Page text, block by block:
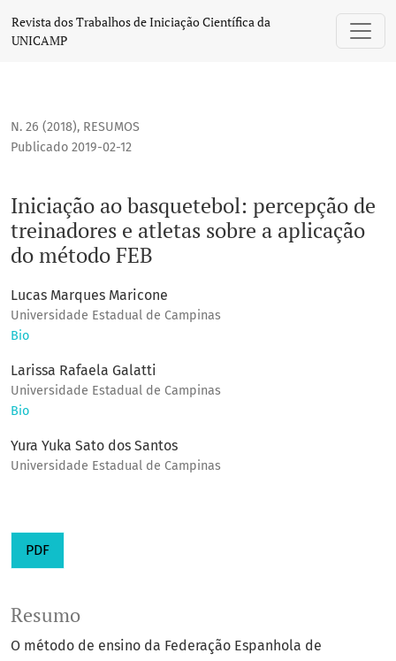
Iniciação ao basquetebol: percepção de treinadores e
Revista dos Trabalhos de Iniciação Científica da
UNICAMP
N. 26 (2018), RESUMOS
Iniciação ao basquetebol: percepção de
treinadores e atletas sobre a aplicação
do método FEB
Publicado 2019-02-12
Lucas Marques Maricone
Universidade Estadual de Campinas
Bio
Larissa Rafaela Galatti
Universidade Estadual de Campinas
Bio
Yura Yuka Sato dos Santos
Universidade Estadual de Campinas
PDF
Resumo
O método de ensino da Federação Espanhola de